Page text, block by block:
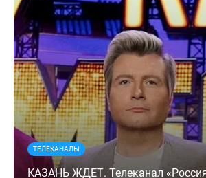
ТЕЛЕКАНАЛЫ
КАЗАНЬ ЖДЕТ. Телеканал